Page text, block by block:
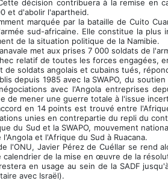
décision contribuera à la remise en
et d'abolir l'apartheid.
marquée par la bataille de Cuito
sud-africaine. Elle constitue la
de la situation politique de la Namibie.
met aux prises 7 000 soldats de
relatif de toutes les forces engagées,
de soldats angolais et cubains tués,
depuis 1985 avec la SWAPO, du
avec l'Angola entreprises
de mener une guerre totale à l'issue
en 14 points est trouvé entre
unies en contrepartie du repli du
du Sud et la SWAPO, mouvement
et l'Afrique du Sud à Ruacana.
l'ONU, Javier Pérez de Cuéllar se rend
calendrier de la mise en œuvre de la
en usage au sein de la SADF
avec Israël).